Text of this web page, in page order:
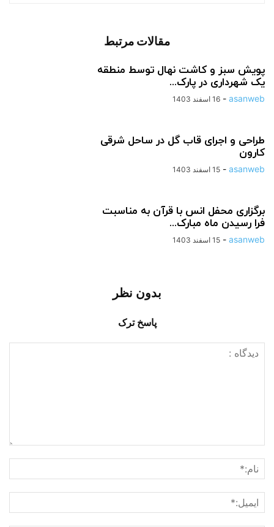
مقالات مرتبط
پویش سبز و کاشت نهال توسط منطقه
یک شهرداری در پارک...
asanweb
- 16 اسفند 1403
طراحی و اجرای قاب گل در ساحل شرقی
کارون
asanweb
- 15 اسفند 1403
برگزاری محفل انس با قرآن به مناسبت
فرا رسیدن ماه مبارک...
asanweb
- 15 اسفند 1403
بدون نظر
پاسخ ترک